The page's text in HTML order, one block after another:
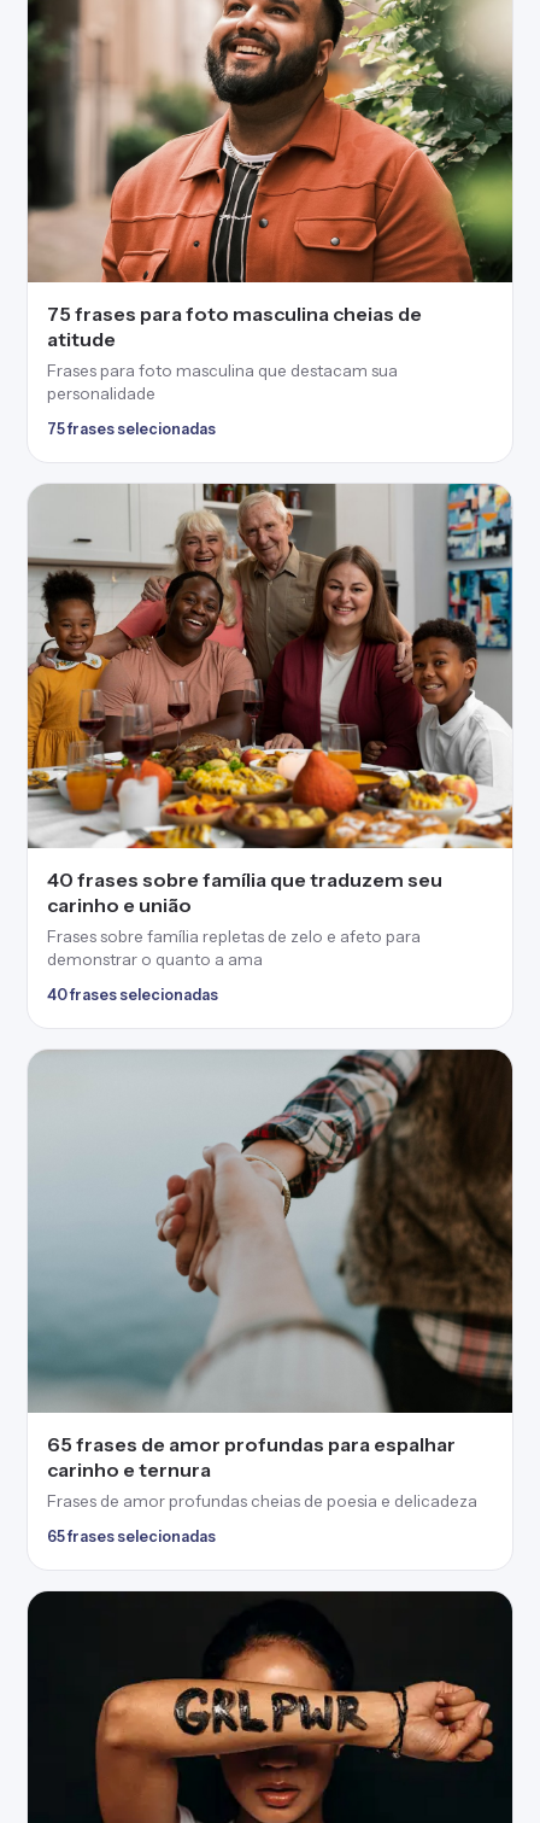
75 frases para foto masculina cheias de
atitude
Frases para foto masculina que destacam sua
personalidade
75 frases selecionadas
40 frases sobre família que traduzem seu
carinho e união
Frases sobre família repletas de zelo e afeto para
demonstrar o quanto a ama
40 frases selecionadas
65 frases de amor profundas para espalhar
carinho e ternura
Frases de amor profundas cheias de poesia e delicadeza
65 frases selecionadas